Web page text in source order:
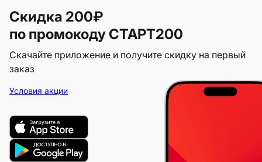
Скидка 200₽
по промокоду СТАРТ200
Скачайте приложение и получите скидку на первый
заказ
Условия акции